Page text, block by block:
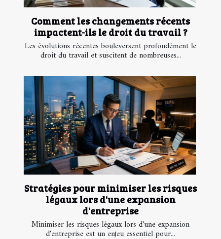
Comment les changements récents
impactent-ils le droit du travail ?
Les évolutions récentes bouleversent profondément le
droit du travail et suscitent de nombreuses...
Stratégies pour minimiser les risques
légaux lors d'une expansion
d'entreprise
Minimiser les risques légaux lors d'une expansion
d'entreprise est un enjeu essentiel pour...